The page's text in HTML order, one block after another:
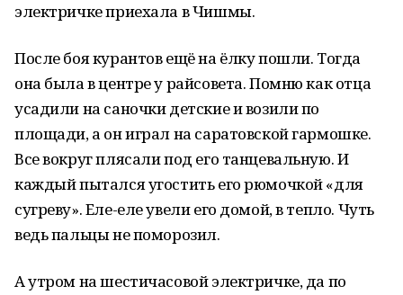
электричке приехала в Чишмы.
После боя курантов ещё на ёлку пошли. Тогда
она была в центре у райсовета. Помню как отца
усадили на саночки детские и возили по
площади, а он играл на саратовской гармошке.
Все вокруг плясали под его танцевальную. И
каждый пытался угостить его рюмочкой «для
сугреву». Еле-еле увели его домой, в тепло. Чуть
ведь пальцы не поморозил.
А утром на шестичасовой электричке, да по